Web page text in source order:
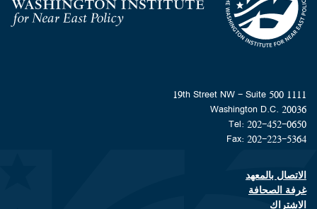
Homepage
1111 19th Street NW - Suite 500
Washington D.C. 20036
Tel: 202-452-0650
Fax: 202-223-5364
Footer contact links
الاتصال بالمعهد
غرفة الصحافة
الاشتراك